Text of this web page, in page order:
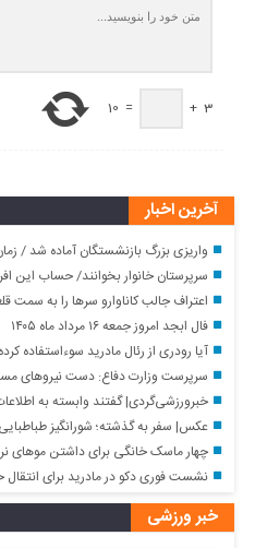
3
+
=
10
آخرین اخبار
واریزی بزرگ بازنشستگان آماده شد / زمان
سرپرستان خانوار بخوانند/ حساب این افراد ۴ میلیون تومان
اعتراف جالب کاناوارو سرها را به سمت قلعه‌نویی
فال ابجد امروز جمعه ۱۶ مرداد ماه ۱۴۰۵
آیا رودری از رئال مادرید سوءاستفاده کرده است؟ ۹۹ درصد
سرپرست وزارت دفاع: دست نیروهای مسلح برای پاسخ به تهدیدات پُر است/
خبرورزشی‌گردی| گفتند وابسته به اطلاعات و سپاه هستی که سرمربی تیم
عکس| سفر به گذشته؛ شورانگیز طباطبایی و
چهار ماسک خانگی برای داشتن موهای
نشست فوری دکو در مادرید برای انتقال
خبر ورزشی